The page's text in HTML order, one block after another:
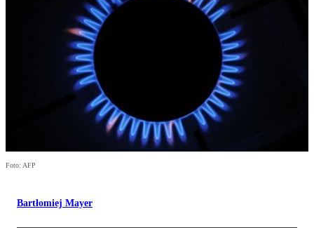
Foto: AFP
Bartłomiej Mayer